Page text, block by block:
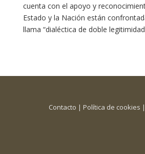
cuenta con el apoyo y
Estado y la Nación están
llama “dialéctica de doble
Contacto |Política de cookies